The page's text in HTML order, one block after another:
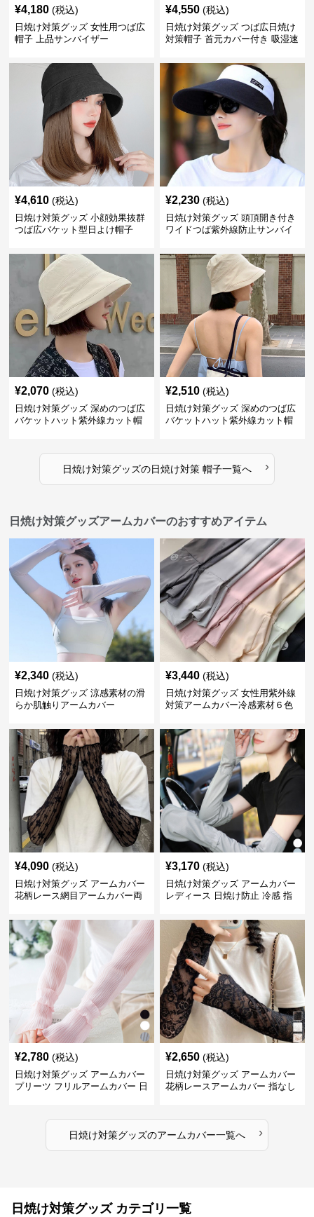
¥4,180 (税込)
日焼け対策グッズ 女性用つば広
帽子 上品サンバイザー
¥4,550 (税込)
日焼け対策グッズ つば広日焼け
対策帽子 首元カバー付き 吸湿速
¥4,610 (税込)
日焼け対策グッズ 小顔効果抜群
つば広バケット型日よけ帽子
¥2,230 (税込)
日焼け対策グッズ 頭頂開き付き
ワイドつば紫外線防止サンバイ
¥2,070 (税込)
日焼け対策グッズ 深めのつば広
バケットハット紫外線カット帽
¥2,510 (税込)
日焼け対策グッズ 深めのつば広
バケットハット紫外線カット帽
日焼け対策グッズの日焼け対策 帽子一覧へ ›
日焼け対策グッズアームカバーのおすすめアイテム
¥2,340 (税込)
日焼け対策グッズ 涼感素材の滑
らか肌触りアームカバー
¥3,440 (税込)
日焼け対策グッズ 女性用紫外線
対策アームカバー冷感素材６色
¥4,090 (税込)
日焼け対策グッズ アームカバー
花柄レース網目アームカバー両
¥3,170 (税込)
日焼け対策グッズ アームカバー
レディース 日焼け防止 冷感 指
¥2,780 (税込)
日焼け対策グッズ アームカバー
プリーツ フリルアームカバー 日
¥2,650 (税込)
日焼け対策グッズ アームカバー
花柄レースアームカバー 指なし
日焼け対策グッズのアームカバー一覧へ ›
日焼け対策グッズ カテゴリ一覧